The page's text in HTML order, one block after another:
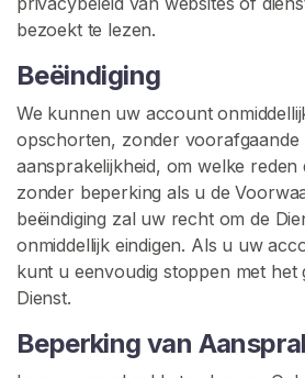
bezoekt te lezen.
Beëindiging
We kunnen uw account
opschorten, zonder voorafgaande
aansprakelijkheid, om welke
zonder beperking als u de
beëindiging zal uw recht om de
onmiddellijk eindigen. Als u uw
kunt u eenvoudig stoppen met het
Dienst.
Beperking van